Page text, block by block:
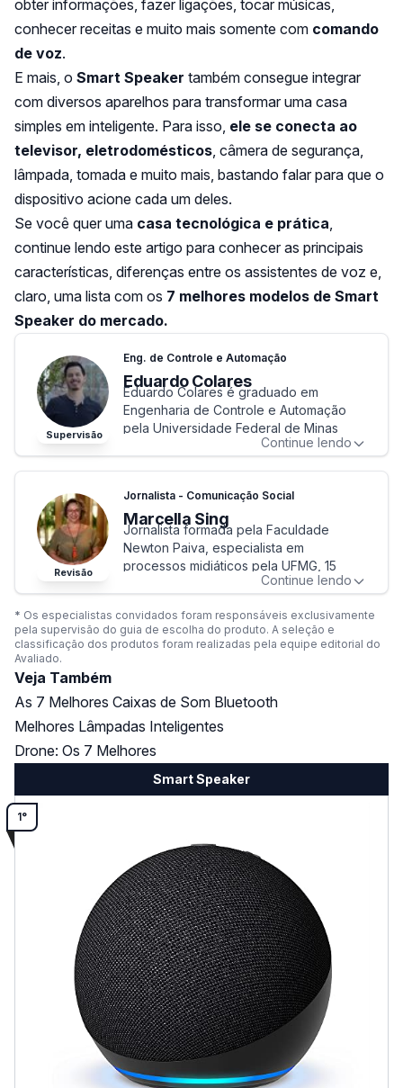
obter informações, fazer ligações, tocar músicas,
conhecer receitas e muito mais somente com comando
de voz.
E mais, o Smart Speaker também consegue integrar
com diversos aparelhos para transformar uma casa
simples em inteligente. Para isso, ele se conecta ao
televisor, eletrodomésticos , câmera de segurança,
lâmpada, tomada e muito mais, bastando falar para que o
dispositivo acione cada um deles.
Se você quer uma casa tecnológica e prática
continue lendo este artigo para conhecer as principais
características, diferenças entre os assistentes de voz e,
claro, uma lista com os 7 melhores modelos de Smart
Speaker do mercado.
Supervisão
Eng. de Controle e Automação
Eduardo Colares
Eduardo Colares é graduado em
Engenharia de Controle e Automação
pela Universidade Federal de Minas
Gerais (UFMG). Se especializou na área
background técnico em diferentes
contextos.
É desenvolvedor de software e redator
na área de produtos de tecnologia.
Perfil de Eduardo Colares
Continue lendo
Revisão
Jornalista - Comunicação Social
Marcella Sing
Jornalista formada pela Faculdade
Newton Paiva, especialista em
processos midiáticos pela UFMG, 15
anos de experiência em produção de
Perfil de Marcella Sing
Continue lendo
* Os especialistas convidados foram responsáveis exclusivamente
pela supervisão do guia de escolha do produto. A seleção e
classificação dos produtos foram realizadas pela equipe editorial do
Avaliado.
Veja Também
As 7 Melhores Caixas de Som Bluetooth
Melhores Lâmpadas Inteligentes
Drone: Os 7 Melhores
Smart Speaker
1°